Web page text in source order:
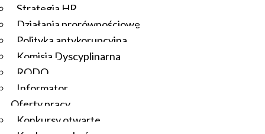
Strategia HR
Działania prorównościowe
Polityka antykorupcyjna
Komisja Dyscyplinarna
RODO
Informator
Oferty pracy
Konkursy otwarte